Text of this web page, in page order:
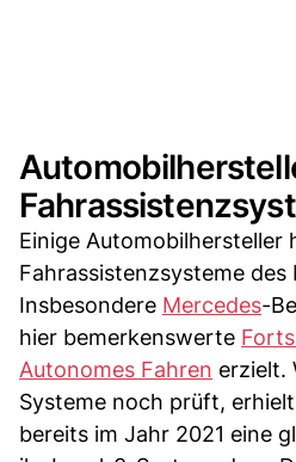
Einige Automobilhersteller
Fahrassistenzsysteme
Insbesondere Mercedes-
hier bemerkenswerte
Autonomes Fahren erzielt.
Systeme noch prüft, erhielt
bereits im Jahr 2021 eine